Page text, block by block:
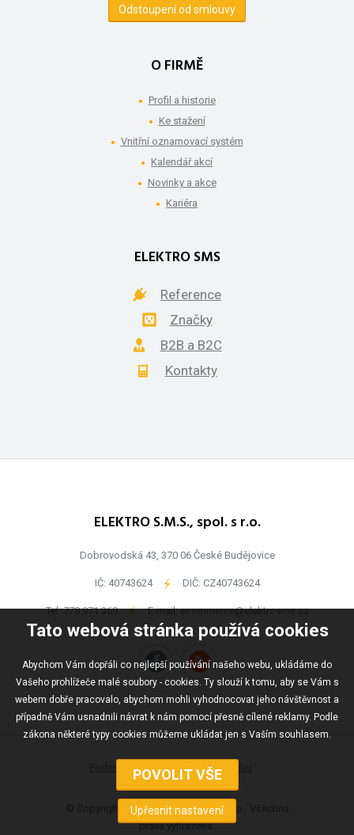
Tato webová stránka používá cookies
Abychom Vám dopřáli co nejlepší používání našeho webu, ukládáme do
Vašeho prohlížeče malé soubory - cookies. Ty slouží k tomu, aby se Vám s
webem dobře pracovalo, abychom mohli vyhodnocovat jeho návštěvnost a
případně Vám usnadnili návrat k nám pomocí přesně cílené reklamy. Podle
zákona některé typy cookies můžeme ukládat jen s Vaším souhlasem.
Odstoupení od smlouvy
O FIRMĚ
Profil a historie
Ke stažení
Vnitřní oznamovací systém
Kalendář akcí
Novinky a akce
Kariéra
ELEKTRO SMS
Reference
Značky
B2B a B2C
Kontakty
ELEKTRO S.M.S., spol. s r.o.
Dobrovodská 43, 370 06 České Budějovice
IČ: 40743624 - DIČ: CZ40743624
Tel:778 971 369 - E-mail:ecommerce@elektrosms.cz
Podmínky užívání Mapa webu
© Copyright ELEKTRO S.M.S., spol s r.o., Všechna
práva vyhrazena.